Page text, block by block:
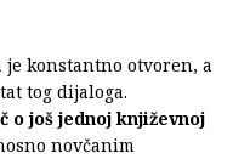
konstantno otvoren, a
tog dijaloga.
o još jednoj književnoj
novčanim